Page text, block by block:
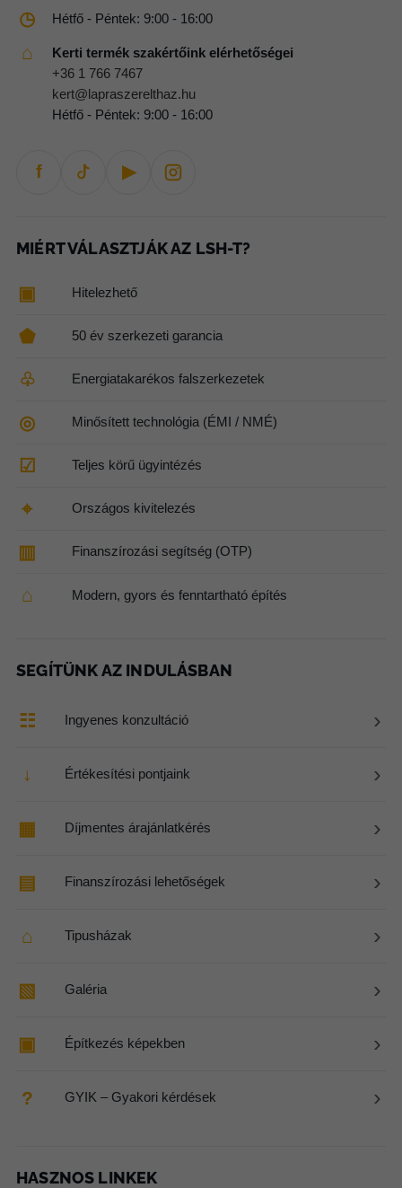
◷ Hétfő - Péntek: 9:00 - 16:00
⌂
Kerti termék szakértőink elérhetőségei
+36 1 766 7467
kert@lapraszerelthaz.hu
Hétfő - Péntek: 9:00 - 16:00
f ▶
MIÉRT VÁLASZTJÁK AZ LSH-T?
▣ Hitelezhető
⬟ 50 év szerkezeti garancia
♧ Energiatakarékos falszerkezetek
◎ Minősített technológia (ÉMI / NMÉ)
☑ Teljes körű ügyintézés
⌖ Országos kivitelezés
▥ Finanszírozási segítség (OTP)
⌂ Modern, gyors és fenntartható építés
SEGÍTÜNK AZ INDULÁSBAN
☷ Ingyenes konzultáció ›
↓ Értékesítési pontjaink ›
▦ Díjmentes árajánlatkérés ›
▤ Finanszírozási lehetőségek ›
⌂ Tipusházak ›
▧ Galéria ›
▣ Építkezés képekben ›
? GYIK – Gyakori kérdések ›
HASZNOS LINKEK